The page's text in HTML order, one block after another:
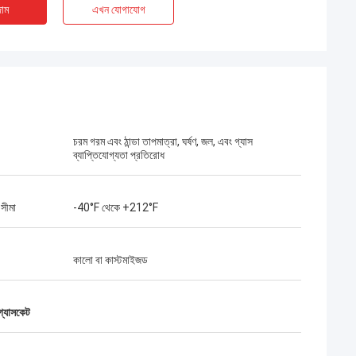
এখন যোগাযোগ
চরম গরম এবং ঠান্ডা তাপমাত্রা, ঘর্ষণ, জল, এবং গ্যাস
ব্যাপ্তিযোগ্যতা প্রতিরোধ
-40°F থেকে +212°F
কালো বা কাস্টমাইজড